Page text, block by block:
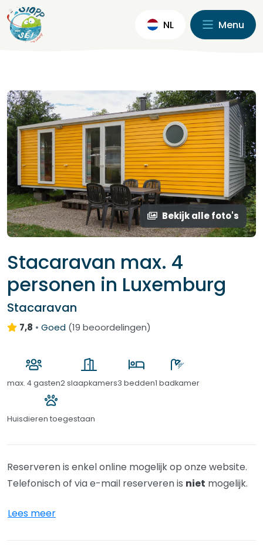
NL Menu
Bekijk alle foto's
Stacaravan max. 4
personen in Luxemburg
Stacaravan
7,8 • Goed (19 beoordelingen)
max. 4 gasten2 slaapkamers3 bedden1 badkamer
Huisdieren toegestaan
Reserveren is enkel online mogelijk op onze website.
Telefonisch of via e-mail reserveren is niet mogelijk.
Lees meer